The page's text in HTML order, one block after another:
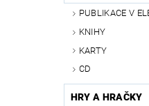
PUBLIKACE V
KNIHY
KARTY
CD
HRY A HRAČKY